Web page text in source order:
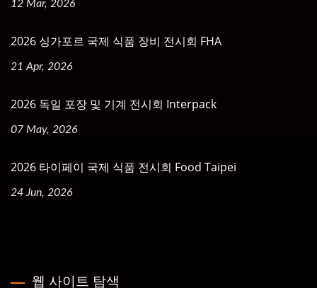
12 Mar, 2026
2026 싱가포르 국제 식품 장비 전시회 FHA
21 Apr, 2026
2026 독일 포장 및 기계 전시회 Interpack
07 May, 2026
2026 타이페이 국제 식품 전시회 Food Taipei
24 Jun, 2026
웹 사이트 탐색